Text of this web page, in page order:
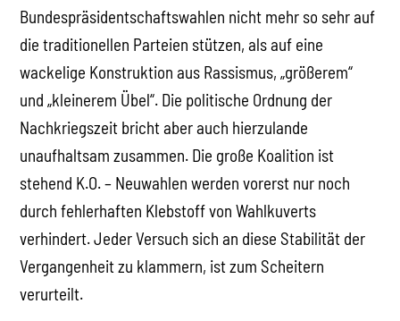
Bundespräsidentschaftswahlen nicht mehr so sehr auf
die traditionellen Parteien stützen, als auf eine
wackelige Konstruktion aus Rassismus, „größerem“
und „kleinerem Übel“. Die politische Ordnung der
Nachkriegszeit bricht aber auch hierzulande
unaufhaltsam zusammen. Die große Koalition ist
stehend K.O. – Neuwahlen werden vorerst nur noch
durch fehlerhaften Klebstoff von Wahlkuverts
verhindert. Jeder Versuch sich an diese Stabilität der
Vergangenheit zu klammern, ist zum Scheitern
verurteilt.